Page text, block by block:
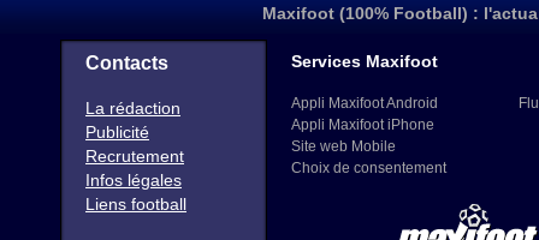
Maxifoot (100% Football) :
Contacts
La rédaction
Publicité
Recrutement
Infos légales
Liens football
Services Maxifoot
Appli Maxifoot Android
Appli Maxifoot iPhone
Site web Mobile
Choix de consentement